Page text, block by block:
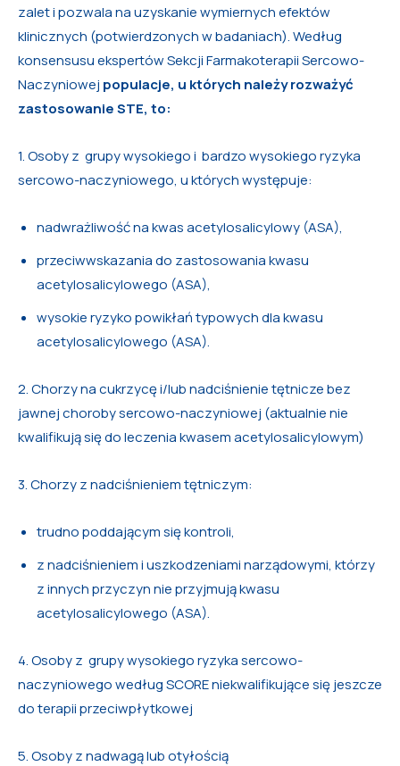
zalet i pozwala na uzyskanie wymiernych efektów
klinicznych (potwierdzonych w badaniach). Według
konsensusu ekspertów Sekcji Farmakoterapii Sercowo-
Naczyniowej populacje, u których należy rozważyć
zastosowanie STE, to:
1. Osoby z grupy wysokiego i bardzo wysokiego ryzyka
sercowo-naczyniowego, u których występuje:
nadwrażliwość na kwas acetylosalicylowy (ASA),
przeciwwskazania do zastosowania kwasu
acetylosalicylowego (ASA),
wysokie ryzyko powikłań typowych dla kwasu
acetylosalicylowego (ASA).
2. Chorzy na cukrzycę i/lub nadciśnienie tętnicze bez
jawnej choroby sercowo-naczyniowej (aktualnie nie
kwalifikują się do leczenia kwasem acetylosalicylowym)
3. Chorzy z nadciśnieniem tętniczym:
trudno poddającym się kontroli,
z nadciśnieniem i uszkodzeniami narządowymi, którzy
z innych przyczyn nie przyjmują kwasu
acetylosalicylowego (ASA).
4. Osoby z grupy wysokiego ryzyka sercowo-
naczyniowego według SCORE niekwalifikujące się jeszcze
do terapii przeciwpłytkowej
5. Osoby z nadwagą lub otyłością